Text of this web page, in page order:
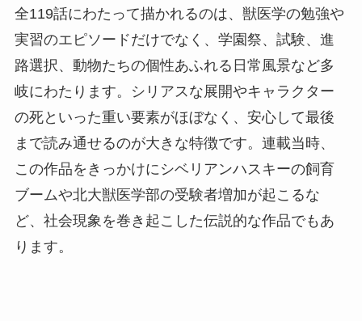
全119話にわたって描かれるのは、獣医学の勉強や
実習のエピソードだけでなく、学園祭、試験、進
路選択、動物たちの個性あふれる日常風景など多
岐にわたります。シリアスな展開やキャラクター
の死といった重い要素がほぼなく、安心して最後
まで読み通せるのが大きな特徴です。連載当時、
この作品をきっかけにシベリアンハスキーの飼育
ブームや北大獣医学部の受験者増加が起こるな
ど、社会現象を巻き起こした伝説的な作品でもあ
ります。